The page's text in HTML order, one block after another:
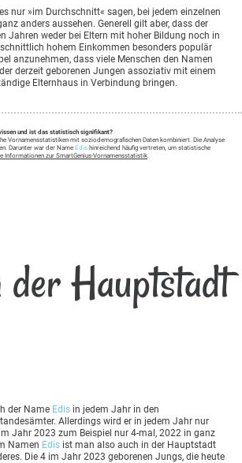
nur »im Durchschnitt« sagen, bei jedem einzelnen
anders aussehen. Generell gilt aber, dass der
Jahren weder bei Eltern mit hoher Bildung noch in
hohem Einkommen besonders populär
anzunehmen, dass viele Menschen den Namen
derzeit geborenen Jungen assoziativ mit einem
Elternhaus in Verbindung bringen.
und ist das statistisch signifikant?
Vornamensstatistiken mit soziodemografischen Daten kombiniert. Die Analyse
Darunter war der Name Edis hinreichend häufig vertreten, um statistische
Informationen zur SmartGenius-Vornamensstatistik.
Hauptstadt
der Name Edis in jedem Jahr in den
Allerdings wird er in jedem Jahr nur
Jahr 2023 zum Beispiel nur 4-mal, 2022 in ganz
Namen Edis ist man also auch in der Hauptstadt
Die 4 im Jahr 2023 geborenen Jungs, die heute